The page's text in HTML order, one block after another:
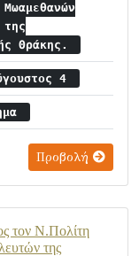
της
Θράκης.
4
Προβολή
τον Ν.Πολίτη
της